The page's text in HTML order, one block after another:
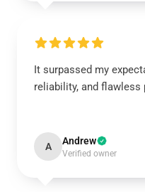
It surpassed my
reliability, and flawless
A Andrew
Verified owner